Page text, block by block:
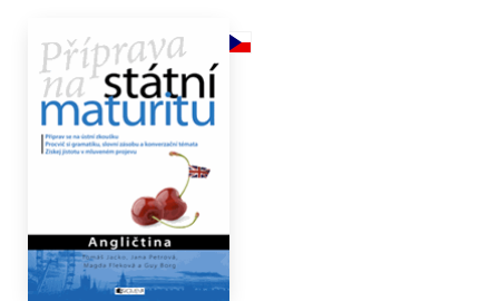
Učebnice
Výchova a pedagogika
Zdravie a životný štýl